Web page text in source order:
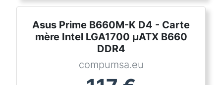
Asus Prime B660M-K D4 - Carte
mère Intel LGA1700 µATX B660
DDR4
compumsa.eu